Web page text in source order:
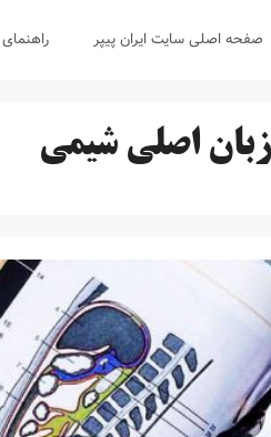
صفحه اصلی سایت ایران پیپر
اصلی شیمی